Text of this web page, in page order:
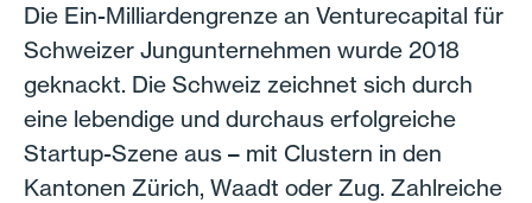
Die Ein-Milliardengrenze an Venturecapital für
Schweizer Jungunternehmen wurde 2018
geknackt. Die Schweiz zeichnet sich durch
eine lebendige und durchaus erfolgreiche
Startup-Szene aus – mit Clustern in den
Kantonen Zürich, Waadt oder Zug. Zahlreiche